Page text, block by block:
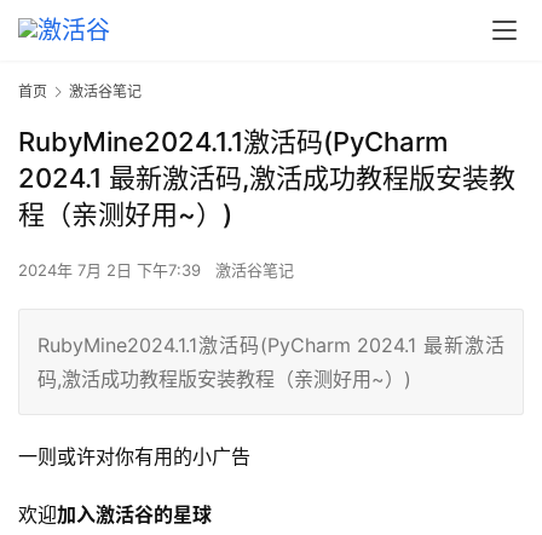
首页 激活谷笔记
RubyMine2024.1.1激活码(PyCharm
2024.1 最新激活码,激活成功教程版安装教
程（亲测好用~）)
2024年 7月 2日 下午7:39 激活谷笔记
RubyMine2024.1.1激活码(PyCharm 2024.1 最新激活
码,激活成功教程版安装教程（亲测好用~）)
一则或许对你有用的小广告
欢迎加入激活谷的星球